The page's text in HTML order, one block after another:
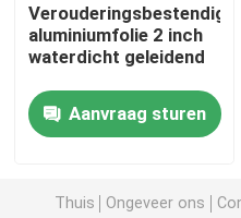
Bopp Tape Jumbo Roll
Aluminiumfolieband
Verouderingsbestendige
aluminiumfolie 2 inch
waterdicht geleidend
Aanvraag sturen
Thuis Ongeveer ons